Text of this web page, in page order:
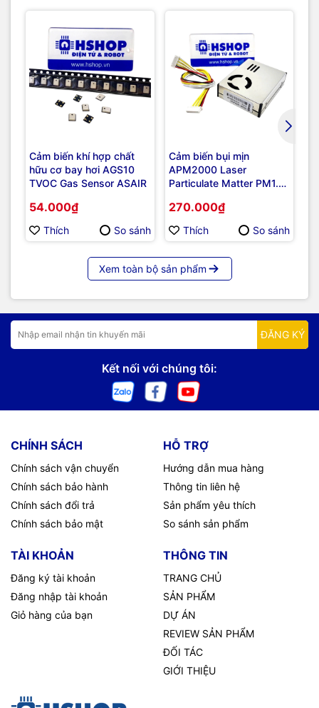
Cảm biến khí hợp chất
hữu cơ bay hơi AGS10
TVOC Gas Sensor ASAIR
54.000₫
Thích So sánh
Cảm biến bụi mịn
APM2000 Laser
Particulate Matter PM1.0
ASAIR
270.000₫
Thích So sánh
Xem toàn bộ sản phẩm
ĐĂNG KÝ
Kết nối với chúng tôi:
CHÍNH SÁCH
Chính sách vận chuyển
Chính sách bảo hành
Chính sách đổi trả
Chính sách bảo mật
HỖ TRỢ
Hướng dẫn mua hàng
Thông tin liên hệ
Sản phẩm yêu thích
So sánh sản phẩm
TÀI KHOẢN
Đăng ký tài khoản
Đăng nhập tài khoản
Giỏ hàng của bạn
THÔNG TIN
TRANG CHỦ
SẢN PHẨM
DỰ ÁN
REVIEW SẢN PHẨM
ĐỐI TÁC
GIỚI THIỆU